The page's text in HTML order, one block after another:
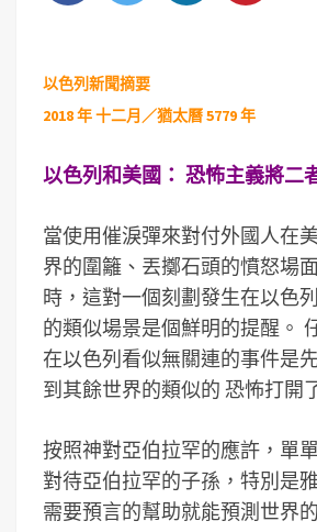
以色列新聞摘要
2018 年 十二月／猶太曆 5779 年
以色列和美國： 恐怖主義將二
當使用催淚彈來對付外國人在
界的圍籬、丟擲石頭的憤怒場
時，這對一個刻劃發生在以色
的類似場景是個鮮明的提醒。
在以色列看似無關連的事件是
到其餘世界的類似的 恐怖打開
按照神對亞伯拉罕的應許，單
對待亞伯拉罕的子孫，特別是
需要預言的幫助就能預測世界